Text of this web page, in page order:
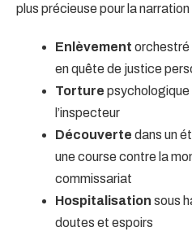
plus précieuse pour la
Enlèvement orchestré
en quête de justice
Torture
l’inspecteur
Découverte dans un
une course contre la
commissariat
Hospitalisation sous
doutes et espoirs